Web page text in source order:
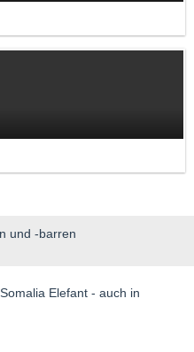
und -barren
Elefant - auch in